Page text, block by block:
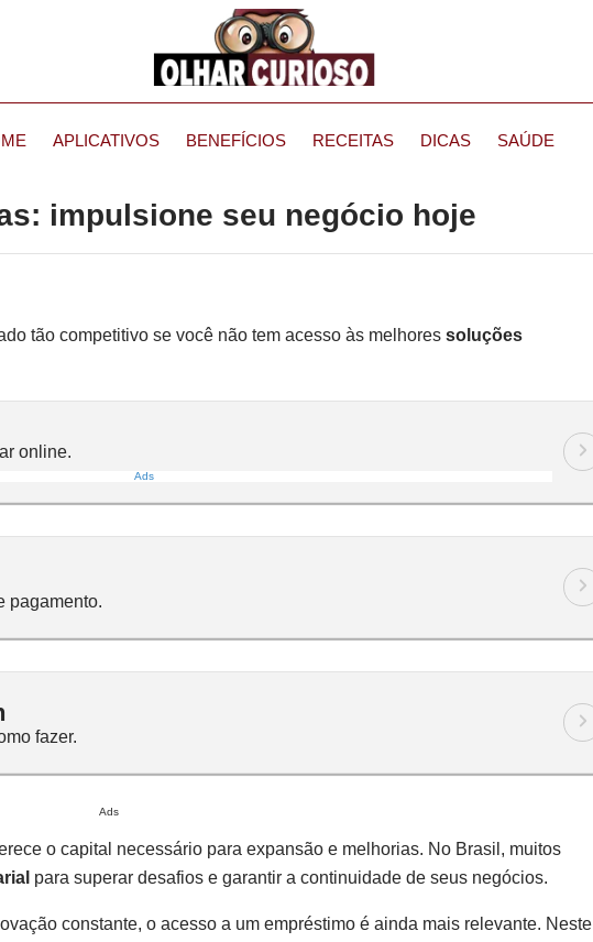
APLICATIVOS BENEFÍCIOS RECEITAS DICAS SAÚDE
impulsione seu negócio hoje
tão competitivo se você não tem acesso às melhores soluções
online.
Ads
pagamento.
fazer.
Ads
o capital necessário para expansão e melhorias. No Brasil, muitos
para superar desafios e garantir a continuidade de seus negócios.
constante, o acesso a um empréstimo é ainda mais relevante. Neste